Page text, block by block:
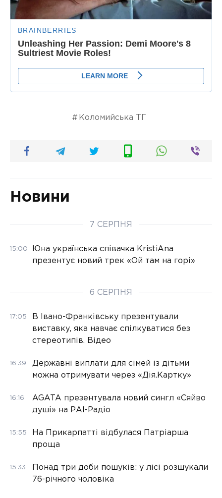
Коломийська ТГ
Новини
7 СЕРПНЯ
15:00
Юна українська співачка KristiAna
презентує новий трек «Ой там на горі»
6 СЕРПНЯ
17:05
В Івано-Франківську презентували
виставку, яка навчає спілкуватися без
стереотипів. Відео
16:39
Державні виплати для сімей із дітьми
можна отримувати через «Дія.Картку»
16:16
AGATA презентувала новий сингл «Сяйво
душі» на РАІ-Радіо
15:55
На Прикарпатті відбулася Патріарша
проща
15:33
Понад три доби пошуків: у лісі розшукали
76-річного чоловіка